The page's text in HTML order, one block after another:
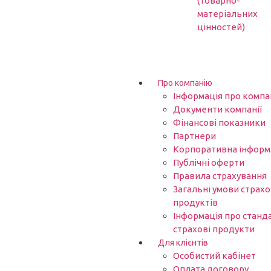
матеріальних
цінностей)
Про компанію
Інформація про
Документи компанії
Фінансові показники
Партнери​
Корпоративна
Публічні оферти
Правила страхування
Загальні умови
продуктів
Інформація про
страхові продукти
Для клієнтів
Особистий кабінет
Оплата договору